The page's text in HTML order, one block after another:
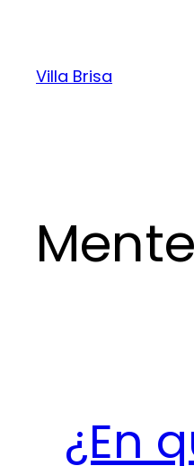
Villa Brisa
¿En